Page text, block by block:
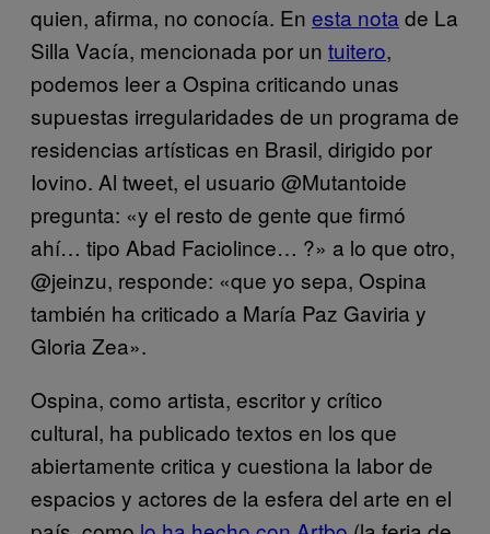
quien, afirma, no conocía. En esta nota de La
Silla Vacía, mencionada por un tuitero,
podemos leer a Ospina criticando unas
supuestas irregularidades de un programa de
residencias artísticas en Brasil, dirigido por
Iovino. Al tweet, el usuario @Mutantoide
pregunta: «y el resto de gente que firmó
ahí… tipo Abad Faciolince… ?» a lo que otro,
@jeinzu, responde: «que yo sepa, Ospina
también ha criticado a María Paz Gaviria y
Gloria Zea».
Ospina, como artista, escritor y crítico
cultural, ha publicado textos en los que
abiertamente critica y cuestiona la labor de
espacios y actores de la esfera del arte en el